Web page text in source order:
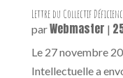
Lettre du Collectif
parWebmaster |
Le 27 novembre
Intellectuelle a